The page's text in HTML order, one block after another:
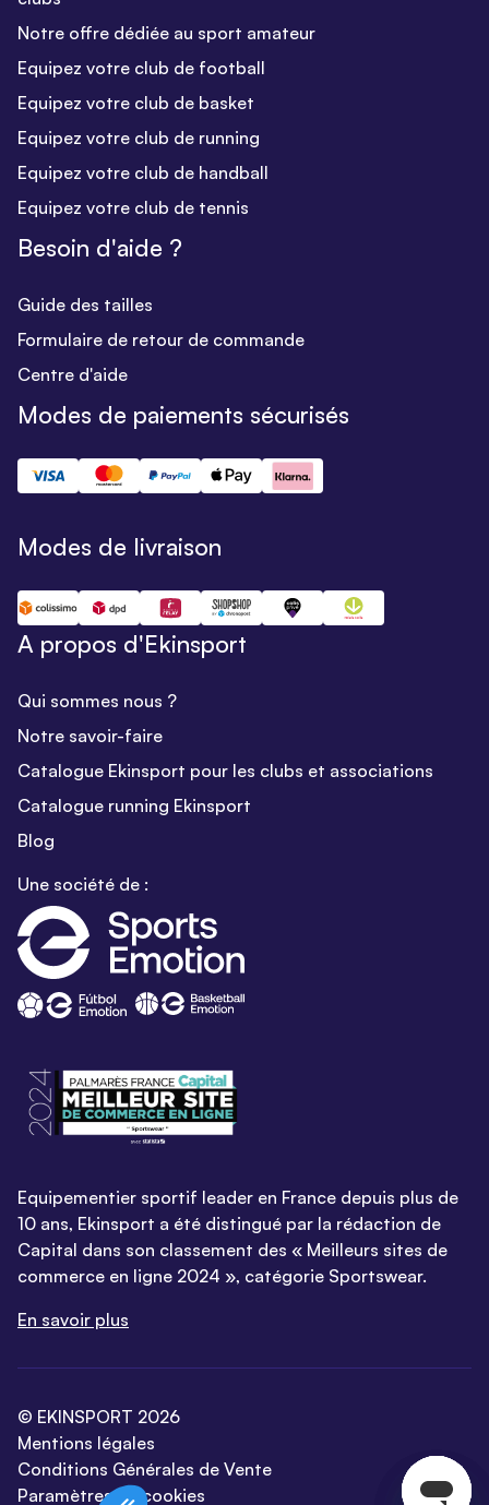
Notre offre dédiée au sport amateur
Equipez votre club de football
Equipez votre club de basket
Equipez votre club de running
Equipez votre club de handball
Equipez votre club de tennis
Besoin d'aide ?
Guide des tailles
Formulaire de retour de commande
Centre d'aide
Modes de paiements sécurisés
Modes de livraison
A propos d'Ekinsport
Qui sommes nous ?
Notre savoir-faire
Catalogue Ekinsport pour les clubs et associations
Catalogue running Ekinsport
Blog
Une société de :
Equipementier sportif leader en France depuis plus de
10 ans, Ekinsport a été distingué par la rédaction de
Capital dans son classement des « Meilleurs sites de
commerce en ligne 2024 », catégorie Sportswear.
En savoir plus
© EKINSPORT 2026
Mentions légales
Conditions Générales de Vente
Paramètres de cookies